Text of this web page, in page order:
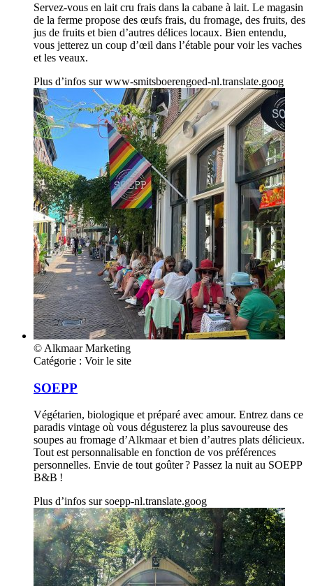
Servez-vous en lait cru frais dans la cabane à lait. Le magasin
de la ferme propose des œufs frais, du fromage, des fruits, des
jus de fruits et bien d’autres délices locaux. Bien entendu,
vous jetterez un coup d’œil dans l’étable pour voir les vaches
et les veaux.
Plus d’infos surwww-smitsboerengoed-nl.translate.goog
© Alkmaar Marketing
Catégorie : Voir le site
SOEPP
Végétarien, biologique et préparé avec amour. Entrez dans ce
paradis vintage où vous dégusterez la plus savoureuse des
soupes au fromage d’Alkmaar et bien d’autres plats délicieux.
Tout est personnalisable en fonction de vos préférences
personnelles. Envie de tout goûter ? Passez la nuit au SOEPP
B&B !
Plus d’infos sursoepp-nl.translate.goog